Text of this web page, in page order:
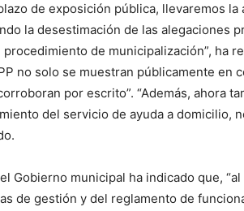
de exposición pública, llevaremos
la desestimación de las alegaciones
de municipalización”, ha
no solo se muestran públicamente en
por escrito”. “Además, ahora
del servicio de ayuda a domicilio,
Gobierno municipal ha indicado que,
de gestión y del reglamento de